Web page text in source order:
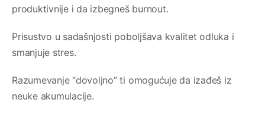
produktivnije i da izbegneš burnout.
Prisustvo u sadašnjosti poboljšava kvalitet odluka i
smanjuje stres.
Razumevanje “dovoljno” ti omogućuje da izađeš iz
neuke akumulacije.